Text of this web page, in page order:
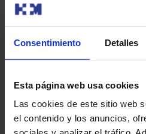
Consentimiento Detalles
Esta página web usa cookies
Las cookies de este sitio web
el contenido y los anuncios,
Excelencia y calidad​
Trabaja con nosotros​
Rincón del accionista​